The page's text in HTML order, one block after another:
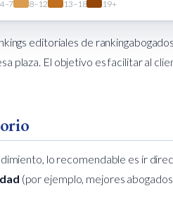
4–7 8–12 13–18 19+
editoriales de
plaza. El objetivo es facilitar al
lo recomendable es ir
(por ejemplo, mejores